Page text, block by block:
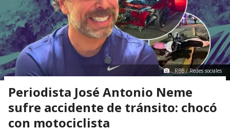
RBB / Redes sociales
Periodista José Antonio Neme
sufre accidente de tránsito: chocó
con motociclista